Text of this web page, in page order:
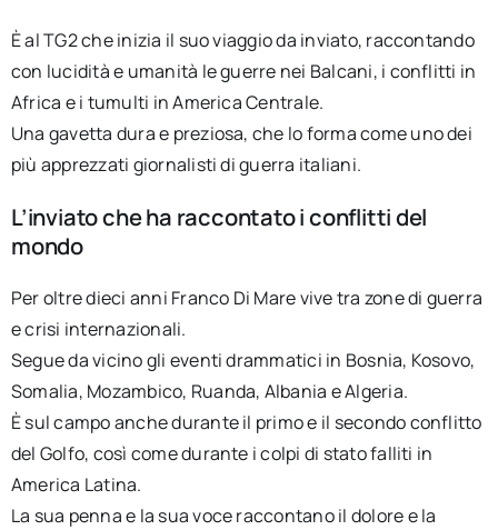
È al TG2 che inizia il suo viaggio da inviato, raccontando
con lucidità e umanità le guerre nei Balcani, i conflitti in
Africa e i tumulti in America Centrale.
Una gavetta dura e preziosa, che lo forma come uno dei
più apprezzati giornalisti di guerra italiani.
L’inviato che ha raccontato i conflitti del
mondo
Per oltre dieci anni Franco Di Mare vive tra zone di guerra
e crisi internazionali.
Segue da vicino gli eventi drammatici in Bosnia, Kosovo,
Somalia, Mozambico, Ruanda, Albania e Algeria.
È sul campo anche durante il primo e il secondo conflitto
del Golfo, così come durante i colpi di stato falliti in
America Latina.
La sua penna e la sua voce raccontano il dolore e la